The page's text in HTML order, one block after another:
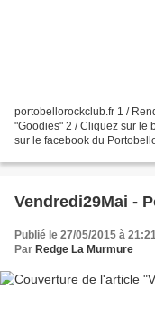
portobellorockclub.fr 1 /
"Goodies" 2 / Cliquez sur le
sur le facebook du
Vendredi29Mai -
Publié le 27/05/2015 à 21:21
Par Redge La Murmure